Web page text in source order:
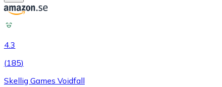
4.3
(185)
Skellig Games Voidfall